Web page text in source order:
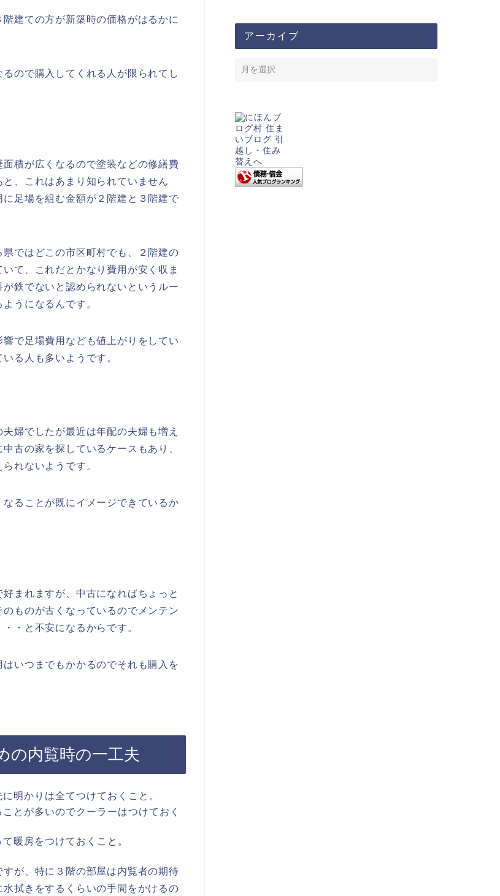
建ての方が新築時の価格がはるかに
ので購入してくれる人が限られてし
積が広くなるので塗装などの修繕費
、これはあまり知られていません
足場を組む金額が２階建と３階建で
ではどこの市区町村でも、２階建の
て、これだとかなり費用が安く収ま
鉄でないと認められないというルー
うになるんです。
で足場費用なども値上がりをしてい
る人も多いようです。
婦でしたが最近は年配の夫婦も増え
古の家を探しているケースもあり、
れないようです。
ることが既にイメージできているか
まれますが、中古になればちょっと
ものが古くなっているのでメンテン
・と不安になるからです。
いつまでもかかるのでそれも購入を
の内覧時の一工夫
明かりは全てつけておくこと。
とが多いのでクーラーはつけておく
暖房をつけておくこと。
が、特に３階の部屋は内覧者の期待
拭きをするくらいの手間をかけるの
アーカイブ